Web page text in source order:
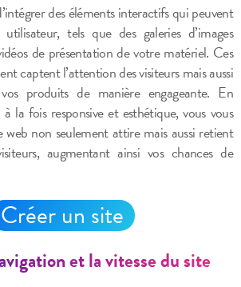
des éléments interactifs qui peuvent
utilisateur, tels que des galeries d’images
de présentation de votre matériel. Ces
captent l’attention des visiteurs mais aussi
produits de manière engageante. En
la fois responsive et esthétique, vous vous
web non seulement attire mais aussi retient
augmentant ainsi vos chances de
Créer un site
et la vitesse du site